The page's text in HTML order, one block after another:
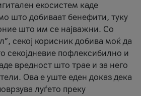
екосистем каде
што добиваат бенефити, туку
што им се најважни. Со
секој корисник добива моќ да
секојдневие пофлексибилно и
вредност што трае и за него
Ова е уште еден доказ дека
луѓето преку